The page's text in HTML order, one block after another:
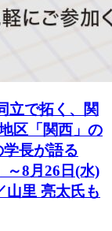
立で拓く、関
区「関西」の
長が語る
～8月26日(水)
山里 亮太氏も